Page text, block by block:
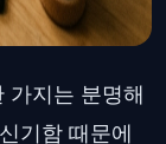
가지는 분명해
기함 때문에